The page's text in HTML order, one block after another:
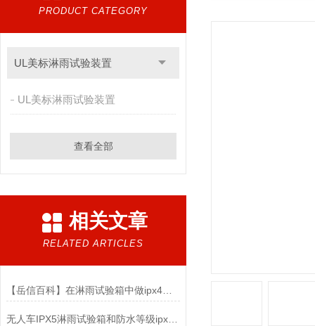
PRODUCT CATEGORY
UL美标淋雨试验装置
UL美标淋雨试验装置
查看全部
相关文章
RELATED ARTICLES
【岳信百科】在淋雨试验箱中做ipx4防水测试时要注意哪些？
无人车IPX5淋雨试验箱和防水等级ipx4的区别